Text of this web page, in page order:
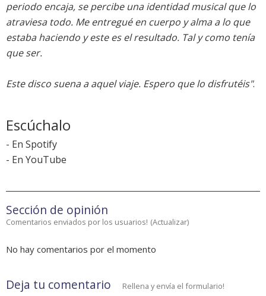
periodo encaja, se percibe una identidad musical que lo
atraviesa todo. Me entregué en cuerpo y alma a lo que
estaba haciendo y este es el resultado. Tal y como tenía
que ser.
Este disco suena a aquel viaje. Espero que lo disfrutéis".
Escúchalo
- En Spotify
- En YouTube
Sección de opinión
Comentarios enviados por los usuarios! (Actualizar)
No hay comentarios por el momento
Deja tu comentario Rellena y envía el formulario!